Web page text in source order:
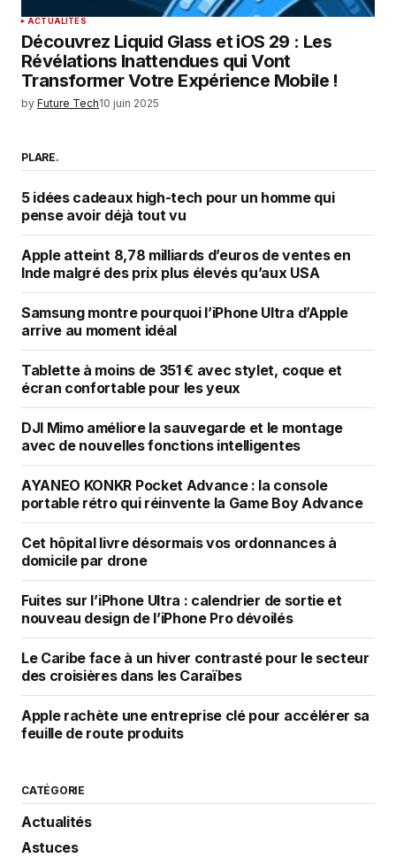
ACTUALITÉS
Découvrez Liquid Glass et iOS 29 : Les
Révélations Inattendues qui Vont
Transformer Votre Expérience Mobile !
by Future Tech10 juin 2025
PLARE.
5 idées cadeaux high-tech pour un homme qui
pense avoir déjà tout vu
Apple atteint 8,78 milliards d’euros de ventes en
Inde malgré des prix plus élevés qu’aux USA
Samsung montre pourquoi l’iPhone Ultra d’Apple
arrive au moment idéal
Tablette à moins de 351 € avec stylet, coque et
écran confortable pour les yeux
DJI Mimo améliore la sauvegarde et le montage
avec de nouvelles fonctions intelligentes
AYANEO KONKR Pocket Advance : la console
portable rétro qui réinvente la Game Boy Advance
Cet hôpital livre désormais vos ordonnances à
domicile par drone
Fuites sur l’iPhone Ultra : calendrier de sortie et
nouveau design de l’iPhone Pro dévoilés
Le Caribe face à un hiver contrasté pour le secteur
des croisières dans les Caraïbes
Apple rachète une entreprise clé pour accélérer sa
feuille de route produits
CATÉGORIE
Actualités
Astuces